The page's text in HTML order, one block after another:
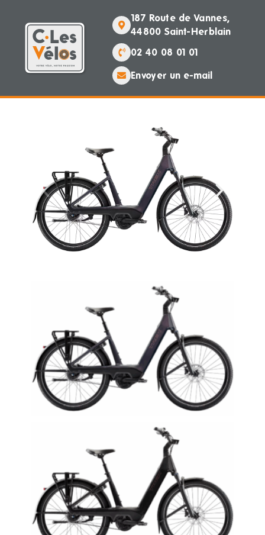
187 Route de Vannes,
44800 Saint-Herblain
02 40 08 01 01
Envoyer un e-mail